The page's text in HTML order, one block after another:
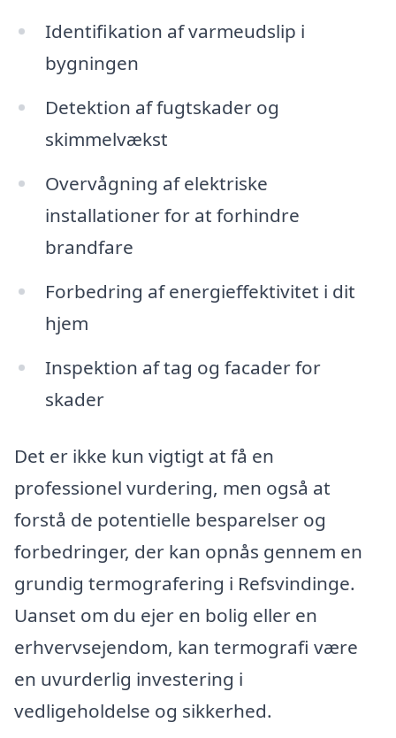
Identifikation af varmeudslip i
bygningen
Detektion af fugtskader og
skimmelvækst
Overvågning af elektriske
installationer for at forhindre
brandfare
Forbedring af energieffektivitet i dit
hjem
Inspektion af tag og facader for
skader
Det er ikke kun vigtigt at få en
professionel vurdering, men også at
forstå de potentielle besparelser og
forbedringer, der kan opnås gennem en
grundig termografering i Refsvindinge.
Uanset om du ejer en bolig eller en
erhvervsejendom, kan termografi være
en uvurderlig investering i
vedligeholdelse og sikkerhed.